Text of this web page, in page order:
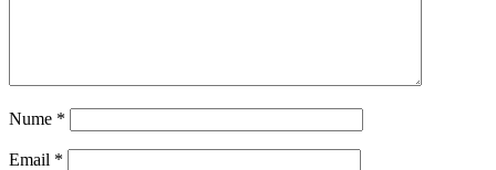
Nume *
Email *